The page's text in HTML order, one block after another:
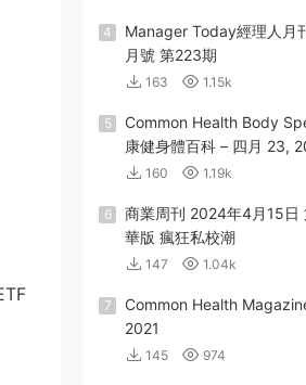
4
Manager Today經理人月
月號 第223期
163 1.15k
5
Common Health Body
康健身體百科 – 四月 23,
160 1.19k
6
商業周刊 2024年4月15日
華版 瘋狂私校潮
147 1.04k
7
Common Health
2021
145 974